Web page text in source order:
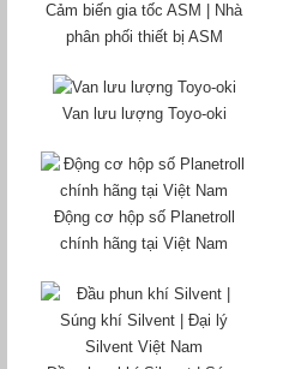
Cảm biến gia tốc ASM | Nhà
phân phối thiết bị ASM
Van lưu lượng Toyo-oki
Động cơ hộp số Planetroll
chính hãng tại Việt Nam